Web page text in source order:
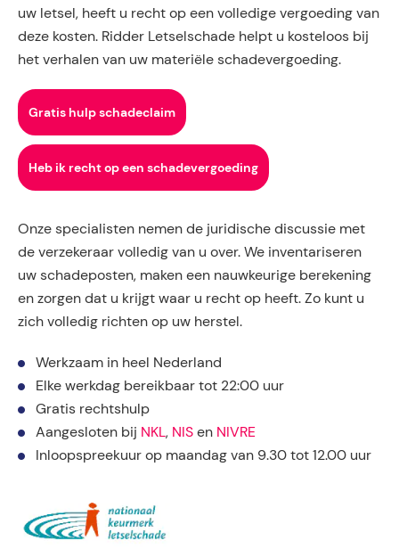
uw letsel, heeft u recht op een volledige vergoeding van
deze kosten. Ridder Letselschade helpt u kosteloos bij
het verhalen van uw materiële schadevergoeding.
Gratis hulp schadeclaim
Heb ik recht op een schadevergoeding
Onze specialisten nemen de juridische discussie met
de verzekeraar volledig van u over. We inventariseren
uw schadeposten, maken een nauwkeurige berekening
en zorgen dat u krijgt waar u recht op heeft. Zo kunt u
zich volledig richten op uw herstel.
Werkzaam in heel Nederland
Elke werkdag bereikbaar tot 22:00 uur
Gratis rechtshulp
Aangesloten bij NKL, NIS en NIVRE
Inloopspreekuur op maandag van 9.30 tot 12.00 uur